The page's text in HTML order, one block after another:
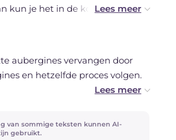
kun je het in de koelkast
aubergines vervangen door
en hetzelfde proces volgen.
het pureren een paar blokjes
apart: door die aan het
van sommige teksten kunnen AI-
gebruikt.